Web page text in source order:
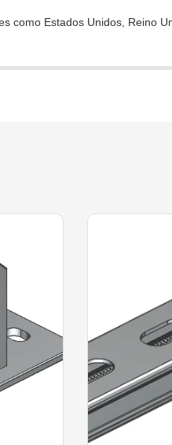
como Estados Unidos, Reino